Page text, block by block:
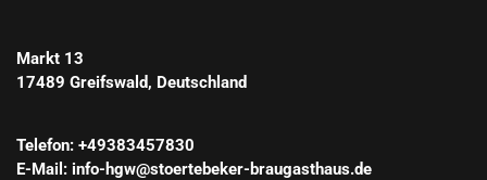
Markt 13
17489 Greifswald, Deutschland
Telefon: +49383457830
E-Mail : info-hgw@stoertebeker-braugasthaus.de